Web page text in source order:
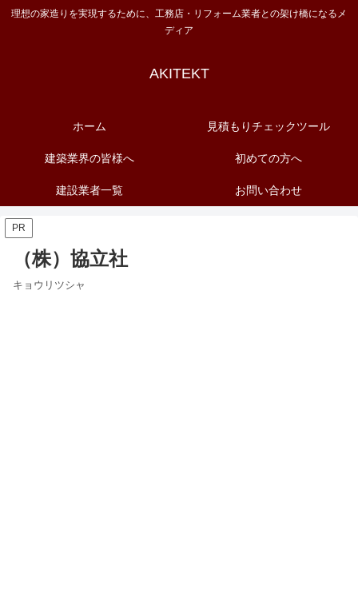
理想の家造りを実現するために、工務店・リフォーム業者との架け橋になるメ
ディア
AKITEKT
ホーム 見積もりチェックツール
建築業界の皆様へ 初めての方へ
建設業者一覧 お問い合わせ
PR
（株）協立社
キョウリツシャ